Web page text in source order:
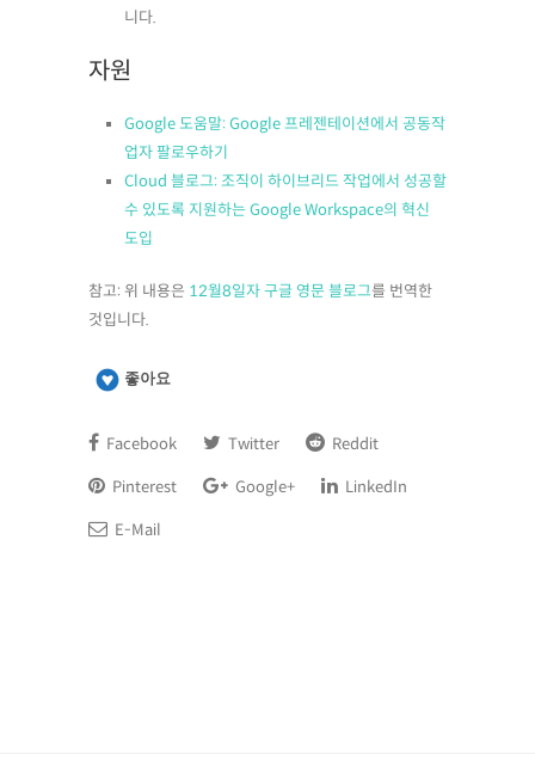
니다.
자원
Google 도움말: Google 프레젠테이션에서 공동작
업자 팔로우하기
Cloud 블로그: 조직이 하이브리드 작업에서 성공할
수 있도록 지원하는 Google Workspace의 혁신
도입
참고: 위 내용은 12월8일자 구글 영문 블로그를 번역한
것입니다.
좋아요
Facebook Twitter Reddit
Pinterest Google+ LinkedIn
E-Mail